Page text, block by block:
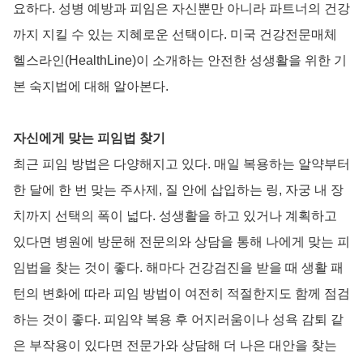
요하다. 성병 예방과 피임은 자신뿐만 아니라 파트너의 건강
까지 지킬 수 있는 지혜로운 선택이다. 미국 건강전문매체
헬스라인(HealthLine)이 소개하는 안전한 성생활을 위한 기
본 숙지법에 대해 알아본다.
자신에게 맞는 피임법 찾기
최근 피임 방법은 다양해지고 있다. 매일 복용하는 알약부터
한 달에 한 번 맞는 주사제, 질 안에 삽입하는 링, 자궁 내 장
치까지 선택의 폭이 넓다. 성생활을 하고 있거나 계획하고
있다면 병원에 방문해 전문의와 상담을 통해 나에게 맞는 피
임법을 찾는 것이 좋다. 해마다 건강검진을 받을 때 생활 패
턴의 변화에 따라 피임 방법이 여전히 적절한지도 함께 점검
하는 것이 좋다. 피임약 복용 후 어지러움이나 성욕 감퇴 같
은 부작용이 있다면 전문가와 상담해 더 나은 대안을 찾는